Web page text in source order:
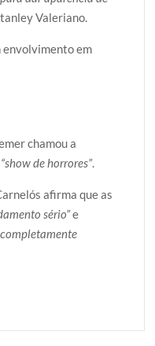
Valeriano.
envolvimento em
chamou a
“show de horrores”.
afirma que as
sério”e